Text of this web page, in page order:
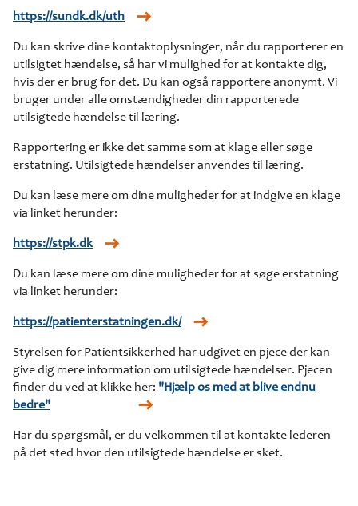
https://sundk.dk/uth
Du kan skrive dine kontaktoplysninger, når du rapporterer en
utilsigtet hændelse, så har vi mulighed for at kontakte dig,
hvis der er brug for det. Du kan også rapportere anonymt. Vi
bruger under alle omstændigheder din rapporterede
utilsigtede hændelse til læring.
Rapportering er ikke det samme som at klage eller søge
erstatning. Utilsigtede hændelser anvendes til læring.
Du kan læse mere om dine muligheder for at indgive en klage
via linket herunder:
https://stpk.dk
Du kan læse mere om dine muligheder for at søge erstatning
via linket herunder:
https://patienterstatningen.dk/
Styrelsen for Patientsikkerhed har udgivet en pjece der kan
give dig mere information om utilsigtede hændelser. Pjecen
finder du ved at klikke her: "Hjælp os med at blive endnu
bedre"
Har du spørgsmål, er du velkommen til at kontakte lederen
på det sted hvor den utilsigtede hændelse er sket.